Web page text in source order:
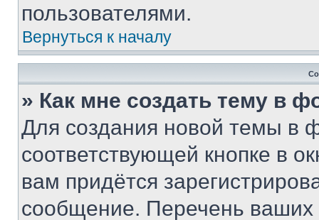
пользователями.
Вернуться к началу
» Как мне создать тему в
Для создания новой темы в
соответствующей кнопке в
вам придётся
сообщение. Перечень ваших